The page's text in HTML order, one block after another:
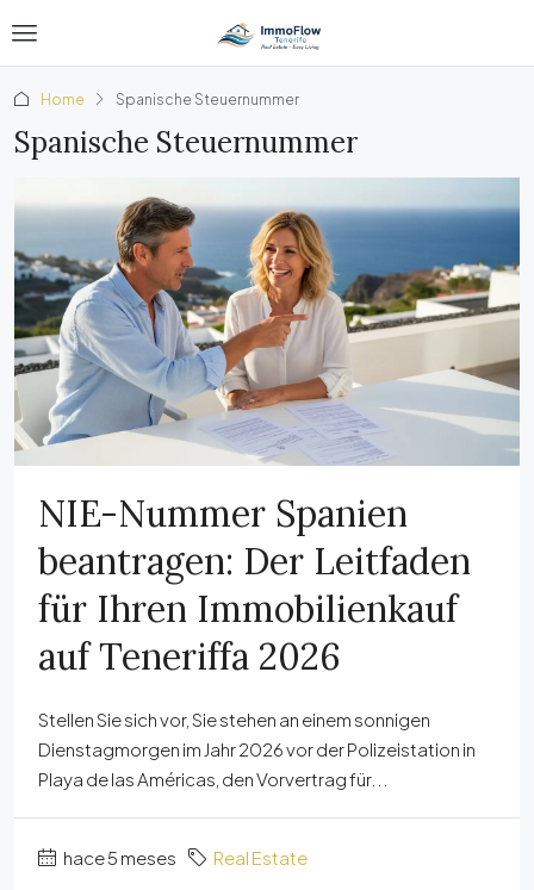
Home Spanische Steuernummer
Spanische Steuernummer
NIE-Nummer Spanien
beantragen: Der Leitfaden
für Ihren Immobilienkauf
auf Teneriffa 2026
Stellen Sie sich vor, Sie stehen an einem sonnigen
Dienstagmorgen im Jahr 2026 vor der Polizeistation in
Playa de las Américas, den Vorvertrag für...
hace 5 meses Real Estate